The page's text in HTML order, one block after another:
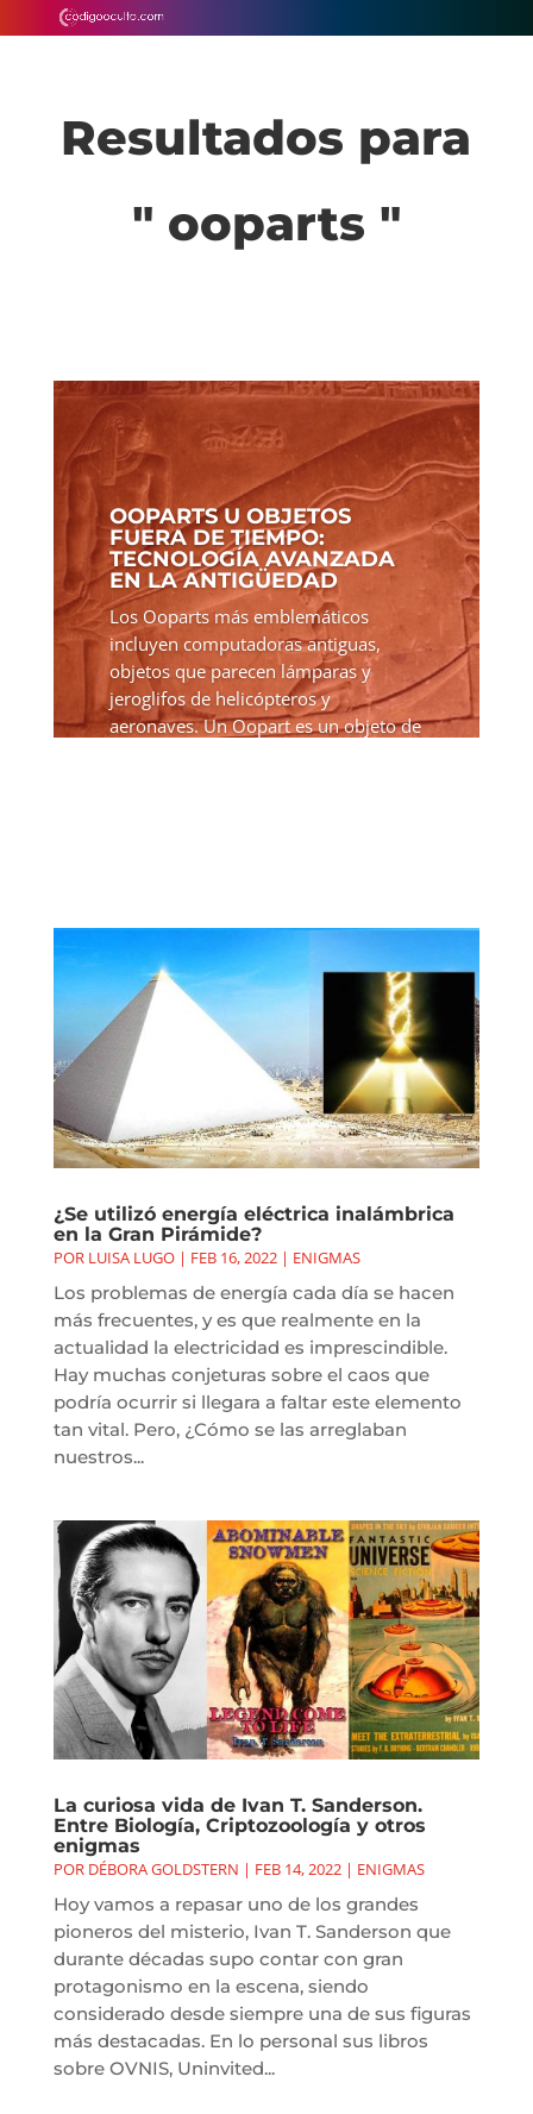
Resultados para
" ooparts "
OOPARTS U OBJETOS
FUERA DE TIEMPO:
TECNOLOGÍA AVANZADA
EN LA ANTIGÜEDAD
Los Ooparts más emblemáticos
incluyen computadoras antiguas,
objetos que parecen lámparas y
jeroglifos de helicópteros y
aeronaves. Un Oopart es un objeto de
¿Se utilizó energía eléctrica inalámbrica
en la Gran Pirámide?
POR LUISA LUGO| FEB 16, 2022| ENIGMAS
Los problemas de energía cada día se hacen
más frecuentes, y es que realmente en la
actualidad la electricidad es imprescindible.
Hay muchas conjeturas sobre el caos que
podría ocurrir si llegara a faltar este elemento
tan vital. Pero, ¿Cómo se las arreglaban
nuestros...
La curiosa vida de Ivan T. Sanderson.
Entre Biología, Criptozoología y otros
enigmas
POR DÉBORA GOLDSTERN | FEB 14, 2022| ENIGMAS
Hoy vamos a repasar uno de los grandes
pioneros del misterio, Ivan T. Sanderson que
durante décadas supo contar con gran
protagonismo en la escena, siendo
considerado desde siempre una de sus figuras
más destacadas. En lo personal sus libros
sobre OVNIS, Uninvited...